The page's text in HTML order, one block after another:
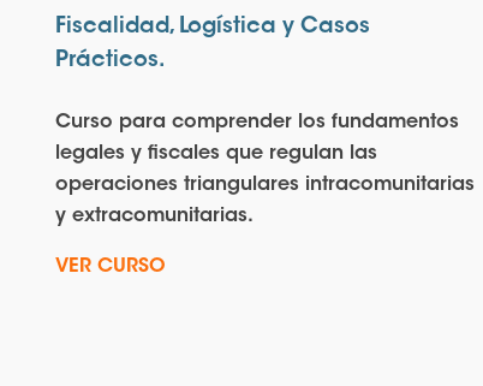
Fiscalidad, Logística y Casos
Prácticos.
Curso para comprender los fundamentos
legales y fiscales que regulan las
operaciones triangulares intracomunitarias
y extracomunitarias.
VER CURSO